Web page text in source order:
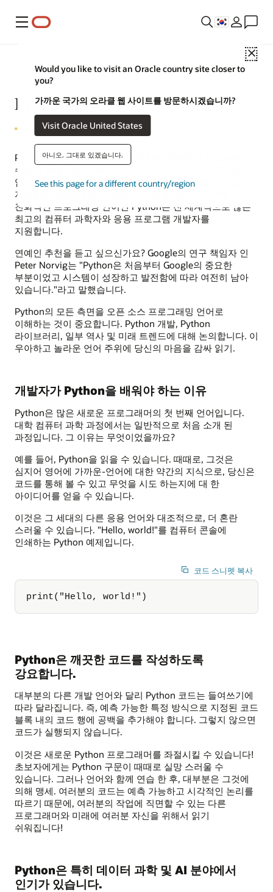
메뉴
Would you like to visit an Oracle country site closer to
you?
가까운 국가의 오라클 웹 사이트를 방문하시겠습니까?
Visit Oracle United States
아니오. 그대로 있겠습니다.
See this page for a different country/region
Python이란?
Python은 읽기 쉬운 구문을 사용하여 해석하기 쉽고 높은
수준의 객체 지향 프로그래밍 언어입니다. 프로토타이핑 및
임시 작업에 이상적인 Python은 과학 컴퓨팅, 웹 개발 및
자동화에 광범위하게 사용됩니다. 범용적이고 초보자
친화적인 프로그래밍 언어인 Python은 전 세계적으로 많은
최고의 컴퓨터 과학자와 응용 프로그램 개발자를
지원합니다.
연예인 추천을 듣고 싶으신가요? Google의 연구 책임자 인
Peter Norvig는 "Python은 처음부터 Google의 중요한
부분이었고 시스템이 성장하고 발전함에 따라 여전히 남아
있습니다."라고 말했습니다.
Python의 모든 측면을 오픈 소스 프로그래밍 언어로
이해하는 것이 중요합니다. Python 개발, Python
라이브러리, 일부 역사 및 미래 트렌드에 대해 논의합니다. 이
우아하고 놀라운 언어 주위에 당신의 마음을 감싸 읽기.
개발자가 Python을 배워야 하는 이유
Python은 많은 새로운 프로그래머의 첫 번째 언어입니다.
대학 컴퓨터 과학 과정에서는 일반적으로 처음 소개 된
과정입니다. 그 이유는 무엇이었을까요?
예를 들어, Python을 읽을 수 있습니다. 때때로, 그것은
심지어 영어에 가까운-언어에 대한 약간의 지식으로, 당신은
코드를 통해 볼 수 있고 무엇을 시도 하는지에 대 한
아이디어를 얻을 수 있습니다.
이것은 그 세대의 다른 응용 언어와 대조적으로, 더 혼란
스러울 수 있습니다. "Hello, world!"를 컴퓨터 콘솔에
인쇄하는 Python 예제입니다.
코드 스니펫 복사
print("Hello, world!")
Python은 깨끗한 코드를 작성하도록
강요합니다.
대부분의 다른 개발 언어와 달리 Python 코드는 들여쓰기에
따라 달라집니다. 즉, 예측 가능한 특정 방식으로 지정된 코드
블록 내의 코드 행에 공백을 추가해야 합니다. 그렇지 않으면
코드가 실행되지 않습니다.
이것은 새로운 Python 프로그래머를 좌절시킬 수 있습니다!
초보자에게는 Python 구문이 때때로 실망 스러울 수
있습니다. 그러나 언어와 함께 연습 한 후, 대부분은 그것에
의해 맹세. 여러분의 코드는 예측 가능하고 시각적인 논리를
따르기 때문에, 여러분의 작업에 직면할 수 있는 다른
프로그래머와 미래에 여러분 자신을 위해서 읽기
쉬워집니다!
Python은 특히 데이터 과학 및 AI 분야에서
인기가 있습니다.